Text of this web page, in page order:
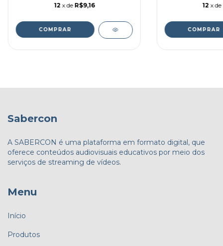
12 x de R$9,16 12 x de
Sabercon
A SABERCON é uma plataforma em formato digital, que
oferece conteúdos audiovisuais educativos por meio dos
serviços de streaming de vídeos.
Menu
Início
Produtos